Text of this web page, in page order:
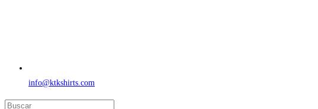
info@ktkshirts.com